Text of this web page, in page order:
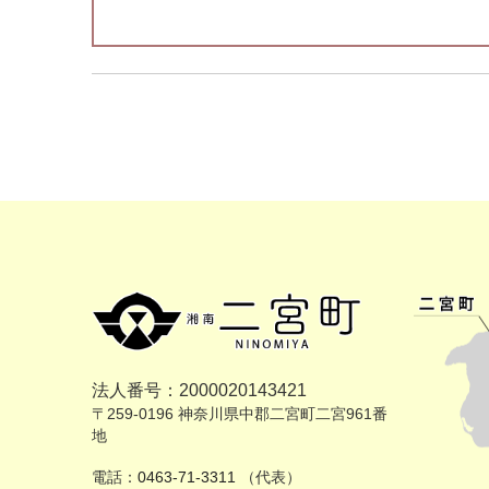
法人番号：2000020143421
〒259-0196 神奈川県中郡二宮町二宮961番
地
電話： 0463-71-3311 （代表）